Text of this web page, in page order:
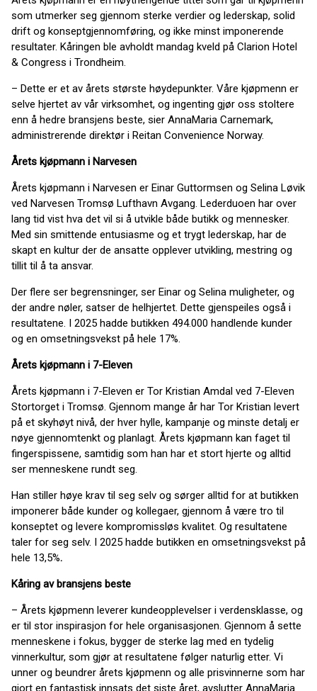
som utmerker seg gjennom sterke verdier og lederskap, solid
drift og konseptgjennomføring, og ikke minst imponerende
resultater. Kåringen ble avholdt mandag kveld på Clarion Hotel
& Congress i Trondheim.
– Dette er et av årets største høydepunkter. Våre kjøpmenn er
selve hjertet av vår virksomhet, og ingenting gjør oss stoltere
enn å hedre bransjens beste, sier AnnaMaria Carnemark,
administrerende direktør i Reitan Convenience Norway.
Årets kjøpmann i Narvesen
Årets kjøpmann i Narvesen er Einar Guttormsen og Selina Løvik
ved Narvesen Tromsø Lufthavn Avgang. Lederduoen har over
lang tid vist hva det vil si å utvikle både butikk og mennesker.
Med sin smittende entusiasme og et trygt lederskap, har de
skapt en kultur der de ansatte opplever utvikling, mestring og
tillit til å ta ansvar.
Der flere ser begrensninger, ser Einar og Selina muligheter, og
der andre nøler, satser de helhjertet. Dette gjenspeiles også i
resultatene. I 2025 hadde butikken 494.000 handlende kunder
og en omsetningsvekst på hele 17%.
Årets kjøpmann i 7-Eleven
Årets kjøpmann i 7-Eleven er Tor Kristian Amdal ved 7-Eleven
Stortorget i Tromsø. Gjennom mange år har Tor Kristian levert
på et skyhøyt nivå, der hver hylle, kampanje og minste detalj er
nøye gjennomtenkt og planlagt. Årets kjøpmann kan faget til
fingerspissene, samtidig som han har et stort hjerte og alltid
ser menneskene rundt seg.
Han stiller høye krav til seg selv og sørger alltid for at butikken
imponerer både kunder og kollegaer, gjennom å være tro til
konseptet og levere kompromissløs kvalitet. Og resultatene
taler for seg selv. I 2025 hadde butikken en omsetningsvekst på
hele 13,5%.
Kåring av bransjens beste
– Årets kjøpmenn leverer kundeopplevelser i verdensklasse, og
er til stor inspirasjon for hele organisasjonen. Gjennom å sette
menneskene i fokus, bygger de sterke lag med en tydelig
vinnerkultur, som gjør at resultatene følger naturlig etter. Vi
unner og beundrer årets kjøpmenn og alle prisvinnerne som har
gjort en fantastisk innsats det siste året, avslutter AnnaMaria